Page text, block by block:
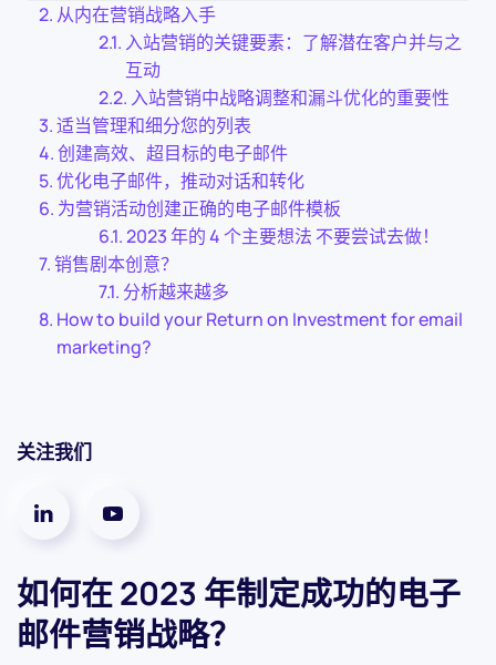
从内在营销战略入手
入站营销的关键要素：了解潜在客户并与之
互动
入站营销中战略调整和漏斗优化的重要性
适当管理和细分您的列表
创建高效、超目标的电子邮件
优化电子邮件，推动对话和转化
为营销活动创建正确的电子邮件模板
2023 年的 4 个主要想法 不要尝试去做！
销售剧本创意？
分析越来越多
How to build your Return on Investment for email
marketing?
关注我们
如何在 2023 年制定成功的电子
邮件营销战略？